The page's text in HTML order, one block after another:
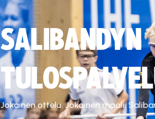
SALIBANDYN
Jokainen ottelu. Jokainen maali.